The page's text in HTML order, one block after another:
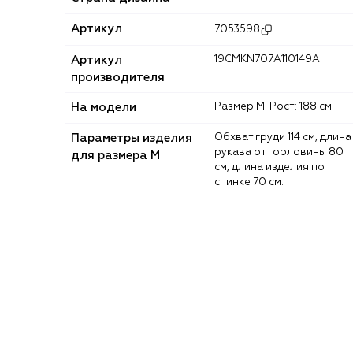
Артикул 7053598
Артикул
производителя
19CMKN707A110149A
На модели Размер M. Рост: 188 см.
Параметры изделия
для размера M
Обхват груди 114 см, длина
рукава от горловины 80
см, длина изделия по
спинке 70 см.